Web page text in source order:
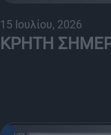
15 Ιουλίου, 2026
ΚΡΗΤΗ